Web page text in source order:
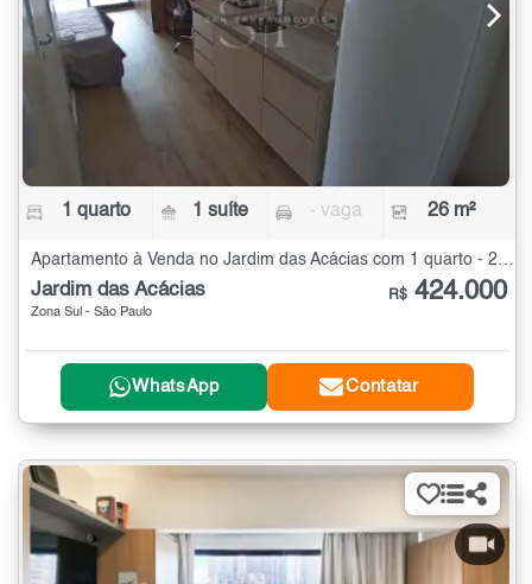
1 quarto 1 suíte - vaga 26 m²
Apartamento à Venda no Jardim das Acácias com 1 quarto - 26 m²
Jardim das Acácias
Zona Sul - São Paulo
R$ 424.000
WhatsApp Contatar